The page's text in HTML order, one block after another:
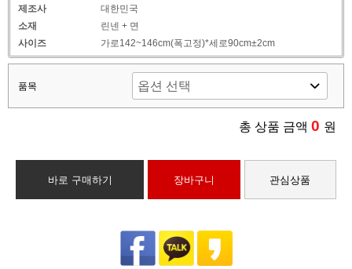
제조사
대한민국
소재
린넨 + 면
사이즈
가로142~146cm(폭고정)*세로90cm±2cm
품목
총 상품 금액 0 원
바로 구매하기 장바구니 관심상품